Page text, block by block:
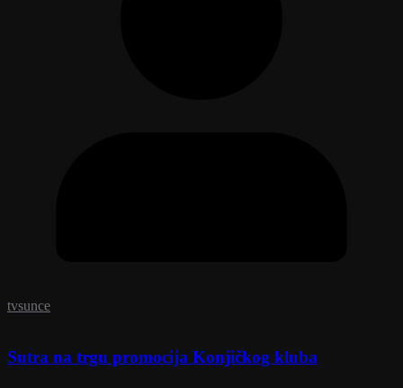
tvsunce
Sutra na trgu promocija Konjičkog kluba